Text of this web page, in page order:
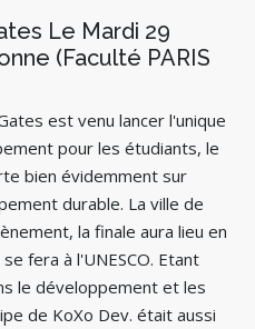
Le Mardi 29
(Faculté PARIS
est venu lancer l'unique
pour les étudiants, le
bien évidemment sur
durable. La ville de
la finale aura lieu en
fera à l'UNESCO. Etant
le développement et les
de KoXo Dev. était aussi